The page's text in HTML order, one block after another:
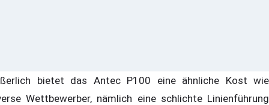
bietet das Antec P100 eine ähnliche Kost wie
Wettbewerber, nämlich eine schlichte Linienführung